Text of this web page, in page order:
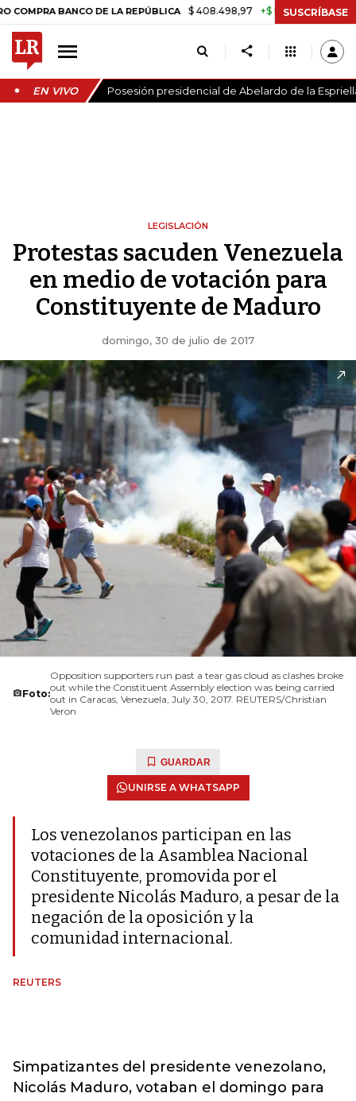
BANCO DE LA REPÚBLICA $ 408.498,97 +$ 8.753,81 +2,19% TASA
SUSCRÍBASE
EN VIVO Posesión presidencial de Abelardo de la
LEGISLACIÓN
Protestas sacuden Venezuela
en medio de votación para
Constituyente de Maduro
domingo, 30 de julio de 2017
Foto:
Opposition supporters run past a tear gas cloud as clashes broke
out while the Constituent Assembly election was being carried
out in Caracas, Venezuela, July 30, 2017. REUTERS/Christian
Veron
GUARDAR
UNIRSE A WHATSAPP
Los venezolanos participan en las
votaciones de la Asamblea Nacional
Constituyente, promovida por el
presidente Nicolás Maduro, a pesar de la
negación de la oposición y la
comunidad internacional.
REUTERS
Simpatizantes del presidente venezolano,
Nicolás Maduro, votaban el domingo para